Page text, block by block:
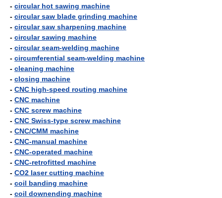
- circular hot sawing machine
- circular saw blade grinding machine
- circular saw sharpening machine
- circular sawing machine
- circular seam-welding machine
- circumferential seam-welding machine
- cleaning machine
- closing machine
- CNC high-speed routing machine
- CNC machine
- CNC screw machine
- CNC Swiss-type screw machine
- CNC/CMM machine
- CNC-manual machine
- CNC-operated machine
- CNC-retrofitted machine
- CO2 laser cutting machine
- coil banding machine
- coil downending machine